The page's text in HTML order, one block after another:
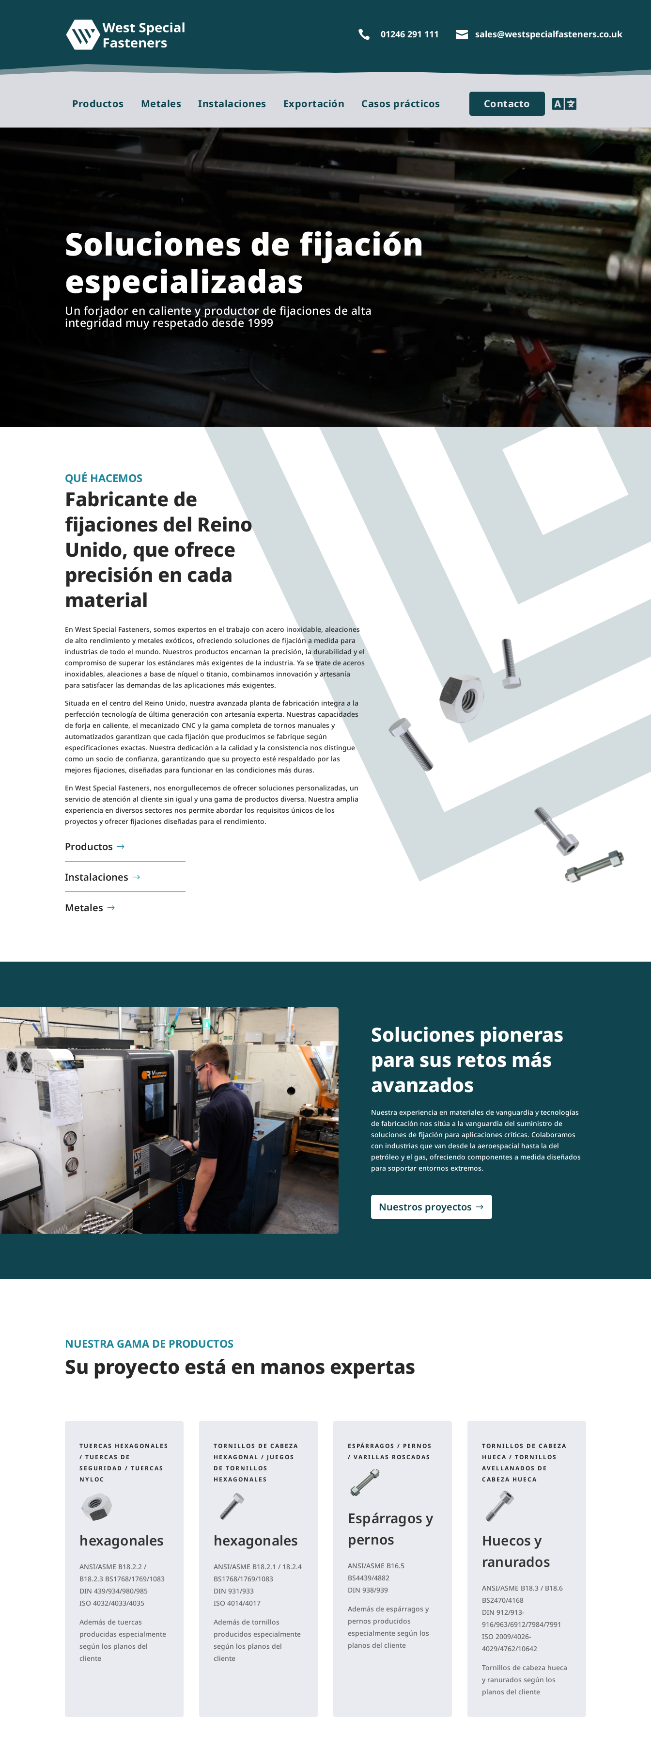
 01246 291 111  sales@westspecialfasteners.co.uk
Productos Metales Instalaciones Exportación Casos prácticos Contacto 
Soluciones de fijación
especializadas
Un forjador en caliente y productor de fijaciones de alta
integridad muy respetado desde 1999
QUÉ HACEMOS
Fabricante de
fijaciones del Reino
Unido, que ofrece
precisión en cada
material
En West Special Fasteners, somos expertos en el trabajo con acero inoxidable, aleaciones
de alto rendimiento y metales exóticos, ofreciendo soluciones de fijación a medida para
industrias de todo el mundo. Nuestros productos encarnan la precisión, la durabilidad y el
compromiso de superar los estándares más exigentes de la industria. Ya se trate de aceros
inoxidables, aleaciones a base de níquel o titanio, combinamos innovación y artesanía
para satisfacer las demandas de las aplicaciones más exigentes.
Situada en el centro del Reino Unido, nuestra avanzada planta de fabricación integra a la
perfección tecnología de última generación con artesanía experta. Nuestras capacidades
de forja en caliente, el mecanizado CNC y la gama completa de tornos manuales y
automatizados garantizan que cada fijación que producimos se fabrique según
especificaciones exactas. Nuestra dedicación a la calidad y la consistencia nos distingue
como un socio de confianza, garantizando que su proyecto esté respaldado por las
mejores fijaciones, diseñadas para funcionar en las condiciones más duras.
En West Special Fasteners, nos enorgullecemos de ofrecer soluciones personalizadas, un
servicio de atención al cliente sin igual y una gama de productos diversa. Nuestra amplia
experiencia en diversos sectores nos permite abordar los requisitos únicos de los
proyectos y ofrecer fijaciones diseñadas para el rendimiento.
Productos
Instalaciones
Metales
Soluciones pioneras
para sus retos más
avanzados
Nuestra experiencia en materiales de vanguardia y tecnologías
de fabricación nos sitúa a la vanguardia del suministro de
soluciones de fijación para aplicaciones críticas. Colaboramos
con industrias que van desde la aeroespacial hasta la del
petróleo y el gas, ofreciendo componentes a medida diseñados
para soportar entornos extremos.
Nuestros proyectos
NUESTRA GAMA DE PRODUCTOS
Su proyecto está en manos expertas
TUERCAS HEXAGONALES
/ TUERCAS DE
SEGURIDAD / TUERCAS
NYLOC
hexagonales
ANSI/ASME B18.2.2 /
B18.2.3 BS1768/1769/1083
DIN 439/934/980/985
ISO 4032/4033/4035
Además de tuercas
producidas especialmente
según los planos del
cliente
TORNILLOS DE CABEZA
HEXAGONAL / JUEGOS
DE TORNILLOS
HEXAGONALES
hexagonales
ANSI/ASME B18.2.1 / 18.2.4
BS1768/1769/1083
DIN 931/933
ISO 4014/4017
Además de tornillos
producidos especialmente
según los planos del
cliente
ESPÁRRAGOS / PERNOS
/ VARILLAS ROSCADAS
Espárragos y
pernos
ANSI/ASME B16.5
BS4439/4882
DIN 938/939
Además de espárragos y
pernos producidos
especialmente según los
planos del cliente
TORNILLOS DE CABEZA
HUECA / TORNILLOS
AVELLANADOS DE
CABEZA HUECA
Huecos y
ranurados
ANSI/ASME B18.3 / B18.6
BS2470/4168
DIN 912/913-
916/963/6912/7984/7991
ISO 2009/4026-
4029/4762/10642
Tornillos de cabeza hueca
y ranurados según los
planos del cliente